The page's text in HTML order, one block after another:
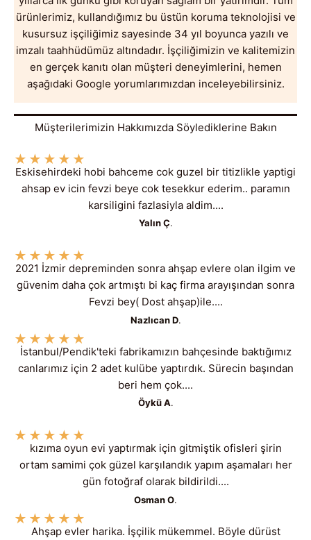
ürünlerimiz, kullandığımız bu üstün koruma teknolojisi ve
kusursuz işçiliğimiz sayesinde 34 yıl boyunca yazılı ve
imzalı taahhüdümüz altındadır. İşçiliğimizin ve kalitemizin
en gerçek kanıtı olan müşteri deneyimlerini, hemen
aşağıdaki Google yorumlarımızdan inceleyebilirsiniz.
Müşterilerimizin Hakkımızda Söylediklerine Bakın
★ ★ ★ ★ ★
Eskisehirdeki hobi bahceme cok guzel bir titizlikle yaptigi
ahsap ev icin fevzi beye cok tesekkur ederim.. paramın
karsiligini fazlasiyla aldim....
Yalın Ç.
★ ★ ★ ★ ★
2021 İzmir depreminden sonra ahşap evlere olan ilgim ve
güvenim daha çok artmıştı bi kaç firma arayışından sonra
Fevzi bey( Dost ahşap)ile....
Nazlıcan D.
★ ★ ★ ★ ★
İstanbul/Pendik'teki fabrikamızın bahçesinde baktığımız
canlarımız için 2 adet kulübe yaptırdık. Sürecin başından
beri hem çok....
Öykü A.
★ ★ ★ ★ ★
kızıma oyun evi yaptırmak için gitmiştik ofisleri şirin
ortam samimi çok güzel karşılandık yapım aşamaları her
gün fotoğraf olarak bildirildi....
Osman O.
★ ★ ★ ★ ★
Ahşap evler harika. İşçilik mükemmel. Böyle dürüst